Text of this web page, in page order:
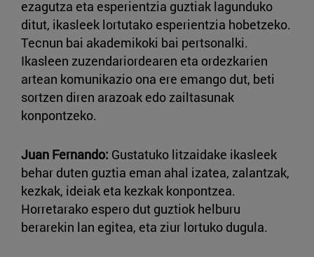
ezagutza eta esperientzia guztiak lagunduko
ditut, ikasleek lortutako esperientzia hobetzeko.
Tecnun bai akademikoki bai pertsonalki.
Ikasleen zuzendariordearen eta ordezkarien
artean komunikazio ona ere emango dut, beti
sortzen diren arazoak edo zailtasunak
konpontzeko.
Juan Fernando: Gustatuko litzaidake ikasleek
behar duten guztia eman ahal izatea, zalantzak,
kezkak, ideiak eta kezkak konpontzea.
Horretarako espero dut guztiok helburu
berarekin lan egitea, eta ziur lortuko dugula.